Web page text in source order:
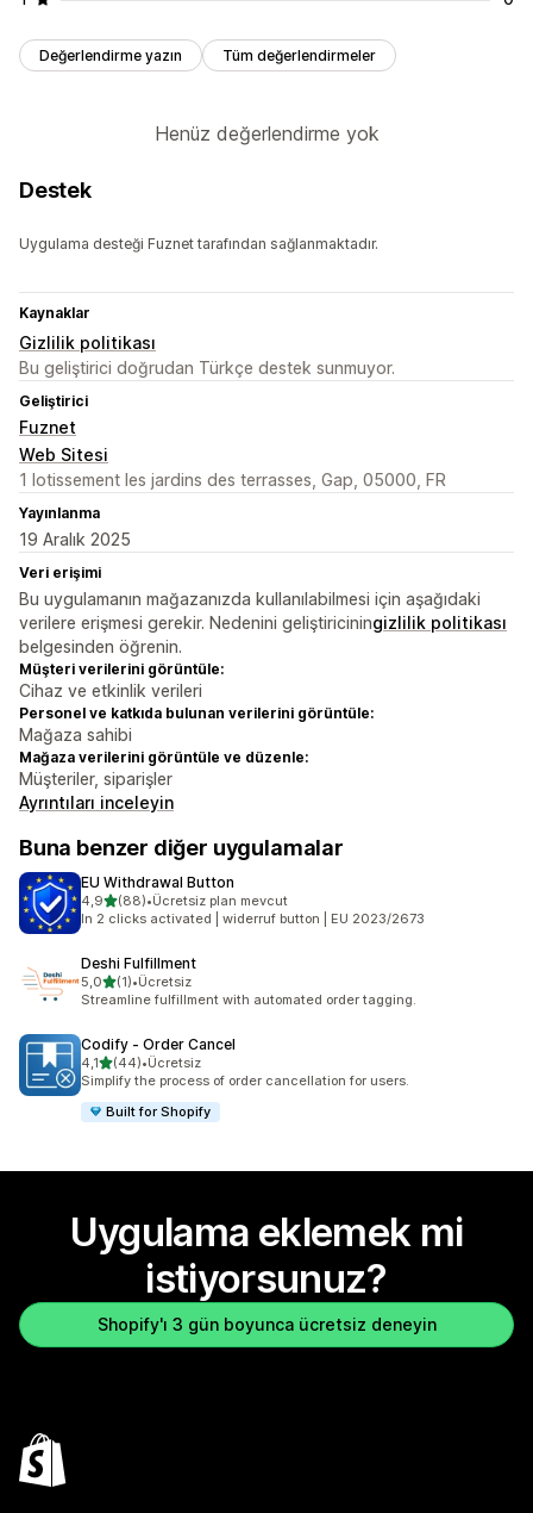
Değerlendirme yazın Tüm değerlendirmeler
Henüz değerlendirme yok
Destek
Uygulama desteği Fuznet tarafından sağlanmaktadır.
Kaynaklar
Gizlilik politikası
Bu geliştirici doğrudan Türkçe destek sunmuyor.
Geliştirici
Fuznet
Web Sitesi
1 lotissement les jardins des terrasses, Gap, 05000, FR
Yayınlanma
19 Aralık 2025
Veri erişimi
Bu uygulamanın mağazanızda kullanılabilmesi için aşağıdaki
verilere erişmesi gerekir. Nedenini geliştiriciningizlilik politikası
belgesinden öğrenin.
Müşteri verilerini görüntüle:
Cihaz ve etkinlik verileri
Personel ve katkıda bulunan verilerini görüntüle:
Mağaza sahibi
Mağaza verilerini görüntüle ve düzenle:
Müşteriler, siparişler
Ayrıntıları inceleyin
Buna benzer diğer uygulamalar
EU Withdrawal Button
4,95 yıldız üzerinden
(88)
toplam 88 değerlendirme
•Ücretsiz plan mevcut
In 2 clicks activated | widerruf button | EU 2023/2673
Deshi Fulfillment
5,05 yıldız üzerinden
(1)
toplam 1 değerlendirme
•Ücretsiz
Streamline fulfillment with automated order tagging.
Codify ‑ Order Cancel
4,15 yıldız üzerinden
(44)
toplam 44 değerlendirme
•Ücretsiz
Simplify the process of order cancellation for users.
Built for Shopify
Uygulama eklemek mi
istiyorsunuz?
Shopify'ı 3 gün boyunca ücretsiz deneyin